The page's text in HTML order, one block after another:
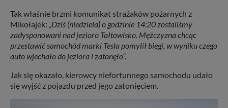
Tak właśnie brzmi komunikat strażaków pożarnych z
Mikołajek: „Dziś (niedziela) o godzinie 14:20 zostaliśmy
zadysponowani nad jezioro Tałtowisko. Mężczyzna chcąc
przestawić samochód marki Tesla pomylił biegi, w wyniku czego
auto wjechało do jeziora i zatonęło”.
Jak się okazało, kierowcy niefortunnego samochodu udało
się wyjść z pojazdu przed jego zatonięciem.